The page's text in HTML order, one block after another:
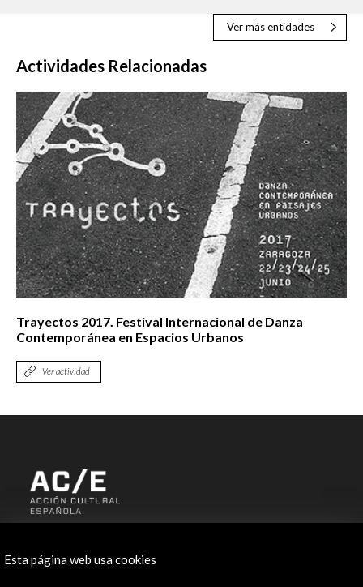
Ver más entidades
Actividades Relacionadas
Trayectos 2017. Festival Internacional de Danza
Contemporánea en Espacios Urbanos
Ver actividad
Esta página web usa cookies